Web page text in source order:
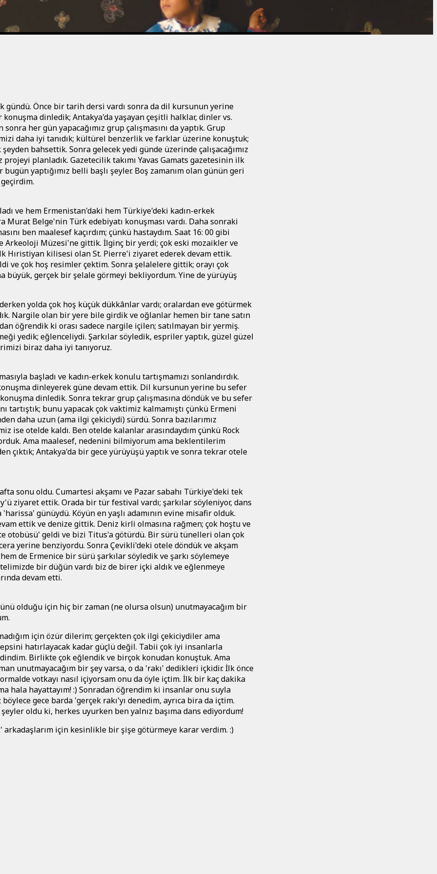
gündü. Önce bir tarih dersi vardı sonra da dil kursunun yerine
dinledik; Antakya'da yaşayan çeşitli halklar, dinler vs.
sonra her gün yapacağımız grup çalışmasını da yaptık. Grup
daha iyi tanıdık; kültürel benzerlik ve farklar üzerine konuştuk;
bahsettik. Sonra gelecek yedi günde üzerinde çalışacağımız
projeyi planladık. Gazetecilik takımı Yavas Gamats gazetesinin ilk
bugün yaptığımız belli başlı şeyler. Boş zamanım olan günün geri
ve hem Ermenistan'daki hem Türkiye'deki kadın-erkek
Murat Belge'nin Türk edebiyatı konuşması vardı. Daha sonraki
ben maalesef kaçırdım; çünkü hastaydım. Saat 16: 00 gibi
Arkeoloji Müzesi'ne gittik. İlginç bir yerdi; çok eski mozaikler ve
Hıristiyan kilisesi olan St. Pierre'i ziyaret ederek devam ettik.
ve çok hoş resimler çektim. Sonra şelalelere gittik; orayı çok
büyük, gerçek bir şelale görmeyi bekliyordum. Yine de yürüyüş
yolda çok hoş küçük dükkânlar vardı; oralardan eve götürmek
Nargile olan bir yere bile girdik ve oğlanlar hemen bir tane satın
öğrendik ki orası sadece nargile içilen; satılmayan bir yermiş.
yedik; eğlenceliydi. Şarkılar söyledik, espriler yaptık, güzel güzel
biraz daha iyi tanıyoruz.
başladı ve kadın-erkek konulu tartışmamızı sonlandırdık.
dinleyerek güne devam ettik. Dil kursunun yerine bu sefer
dinledik. Sonra tekrar grup çalışmasına döndük ve bu sefer
tartıştık; bunu yapacak çok vaktimiz kalmamıştı çünkü Ermeni
daha uzun (ama ilgi çekiciydi) sürdü. Sonra bazılarımız
ise otelde kaldı. Ben otelde kalanlar arasındaydım çünkü Rock
Ama maalesef, nedenini bilmiyorum ama beklentilerim
çıktık; Antakya'da bir gece yürüyüşü yaptık ve sonra tekrar otele
sonu oldu. Cumartesi akşamı ve Pazar sabahı Türkiye'deki tek
ziyaret ettik. Orada bir tür festival vardı; şarkılar söyleniyor, dans
günüydü. Köyün en yaşlı adamının evine misafir olduk.
ettik ve denize gittik. Deniz kirli olmasına rağmen; çok hoştu ve
otobüsü' geldi ve bizi Titus'a götürdü. Bir sürü tünelleri olan çok
yerine benziyordu. Sonra Çevikli'deki otele döndük ve akşam
de Ermenice bir sürü şarkılar söyledik ve şarkı söylemeye
bir düğün vardı biz de birer içki aldık ve eğlenmeye
devam etti.
olduğu için hiç bir zaman (ne olursa olsun) unutmayacağım bir
için özür dilerim; gerçekten çok ilgi çekiciydiler ama
hatırlayacak kadar güçlü değil. Tabii çok iyi insanlarla
Birlikte çok eğlendik ve birçok konudan konuştuk. Ama
unutmayacağım bir şey varsa, o da 'rakı' dedikleri içkidir. İlk önce
votkayı nasıl içiyorsam onu da öyle içtim. İlk bir kaç dakika
hala hayattayım! :) Sonradan öğrendim ki insanlar onu suyla
böylece gece barda 'gerçek rakı'yı denedim, ayrıca bira da içtim.
oldu ki, herkes uyurken ben yalnız başıma dans ediyordum!
için kesinlikle bir şişe götürmeye karar verdim. :)